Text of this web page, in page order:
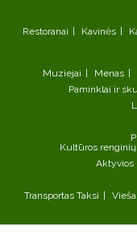
Restoranai
Kavinės
Muziejai
Menas
Paminklai ir
Kultūros
Aktyvios
Transportas Taksi